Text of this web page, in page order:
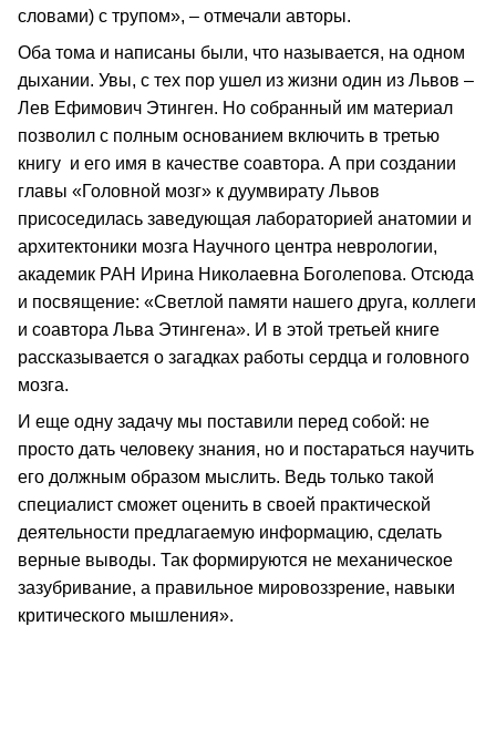
словами) с трупом», – отмечали авторы.
Оба тома и написаны были, что называется, на одном
дыхании. Увы, с тех пор ушел из жизни один из Львов –
Лев Ефимович Этинген. Но собранный им материал
позволил с полным основанием включить в третью
книгу и его имя в качестве соавтора. А при создании
главы «Головной мозг» к дуумвирату Львов
присоседилась заведующая лабораторией анатомии и
архитектоники мозга Научного центра неврологии,
академик РАН Ирина Николаевна Боголепова. Отсюда
и посвящение: «Светлой памяти нашего друга, коллеги
и соавтора Льва Этингена». И в этой третьей книге
рассказывается о загадках работы сердца и головного
мозга.
И еще одну задачу мы поставили перед собой: не
просто дать человеку знания, но и постараться научить
его должным образом мыслить. Ведь только такой
специалист сможет оценить в своей практической
деятельности предлагаемую информацию, сделать
верные выводы. Так формируются не механическое
зазубривание, а правильное мировоззрение, навыки
критического мышления».